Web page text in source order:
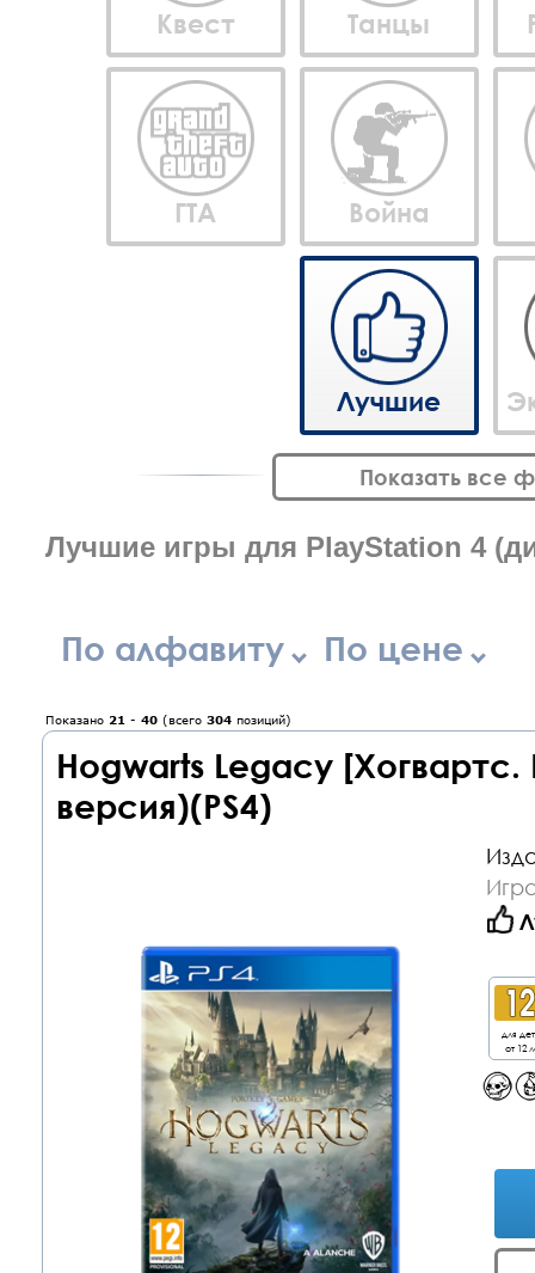
Квест Танцы
ГТА Война
Лучшие
Показать все
Лучшие игры для PlayStation 4
По алфавиту По цене
Показано 21 - 40 (всего 304 позиций)
Hogwarts Legacy
версия)(PS4)
для
от 12